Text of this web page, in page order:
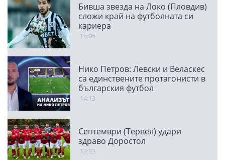
Бивша звезда на Локо (Пловдив)
сложи край на футболната си
кариера
15:05
Нико Петров: Левски и Веласкес
са единствените протагонисти в
българския футбол
14:13
Септември (Тервел) удари
здраво Доростол
13:33